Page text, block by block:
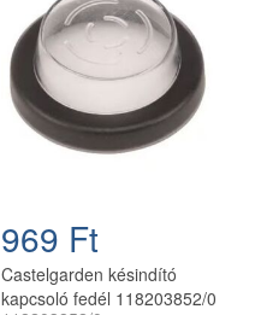
969 Ft
Castelgarden késindító
kapcsoló fedél 118203852/0